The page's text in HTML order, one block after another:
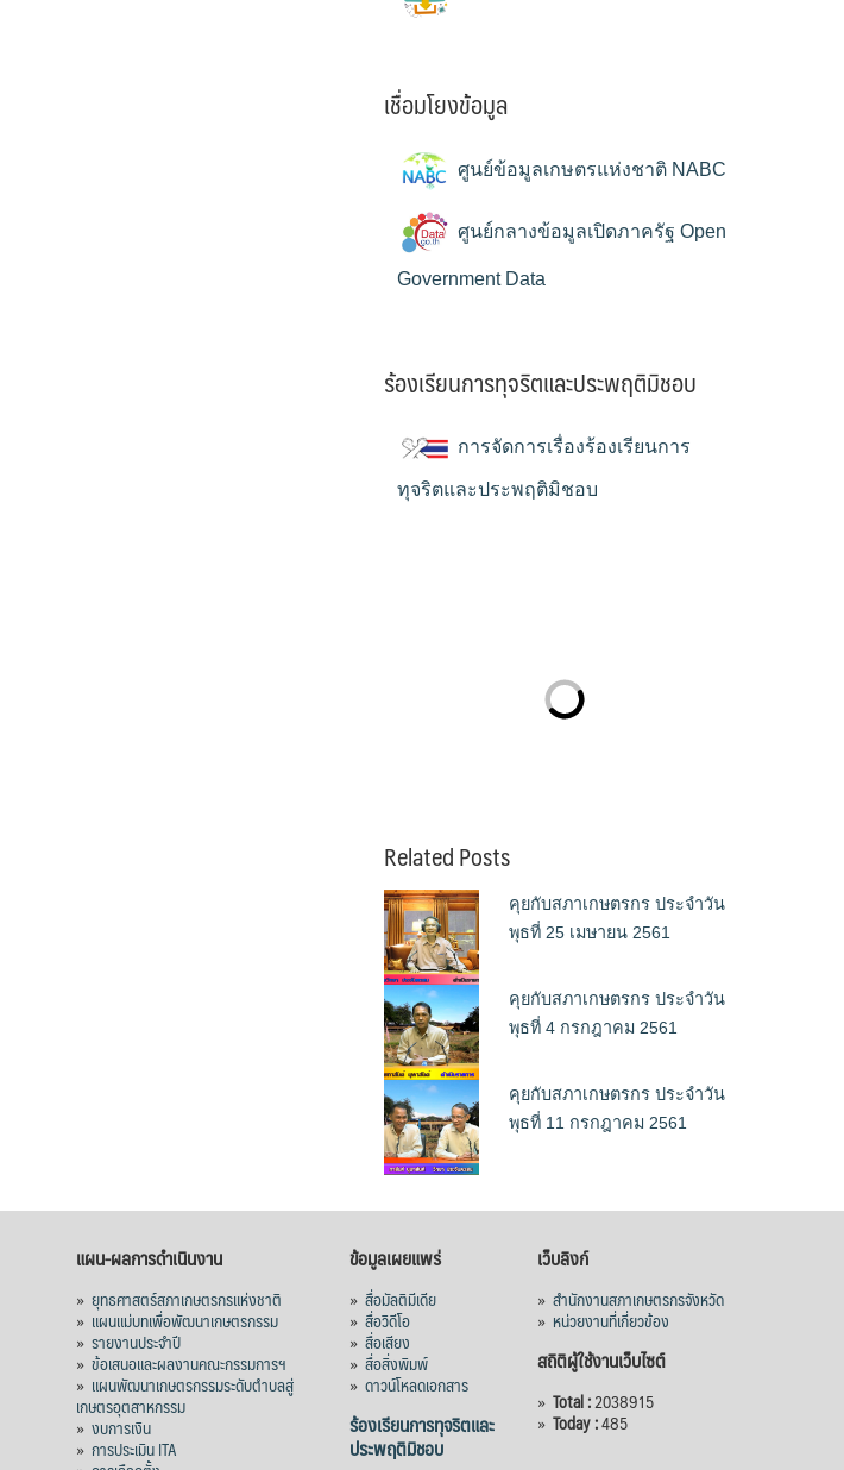
เชื่อมโยงข้อมูล
ศูนย์ข้อมูลเกษตรแห่งชาติ NABC
ศูนย์กลางข้อมูลเปิดภาครัฐ Open
Government Data
ร้องเรียนการทุจริตและประพฤติมิชอบ
การจัดการเรื่องร้องเรียนการ
ทุจริตและประพฤติมิชอบ
Related Posts
คุยกับสภาเกษตรกร ประจำวัน
พุธที่ 25 เมษายน 2561
คุยกับสภาเกษตรกร ประจำวัน
พุธที่ 4 กรกฎาคม 2561
คุยกับสภาเกษตรกร ประจำวัน
พุธที่ 11 กรกฎาคม 2561
แผน-ผลการดำเนินงาน
» ยุทธศาสตร์สภาเกษตรกรแห่งชาติ
» แผนแม่บทเพื่อพัฒนาเกษตรกรรม
» รายงานประจำปี
» ข้อเสนอและผลงานคณะกรรมการฯ
» แผนพัฒนาเกษตรกรรมระดับตำบลสู่
เกษตรอุตสาหกรรม
» งบการเงิน
» การประเมิน ITA
ข้อมูลเผยแพร่
» สื่อมัลติมีเดีย
» สื่อวิดีโอ
» สื่อเสียง
» สื่อสิ่งพิมพ์
» ดาวน์โหลดเอกสาร
ร้องเรียนการทุจริตและ
ประพฤติมิชอบ
เว็บลิงก์
» สำนักงานสภาเกษตรกรจังหวัด
» หน่วยงานที่เกี่ยวข้อง
สถิติผู้ใช้งานเว็บไซต์
» Total :2038915
» Today :485